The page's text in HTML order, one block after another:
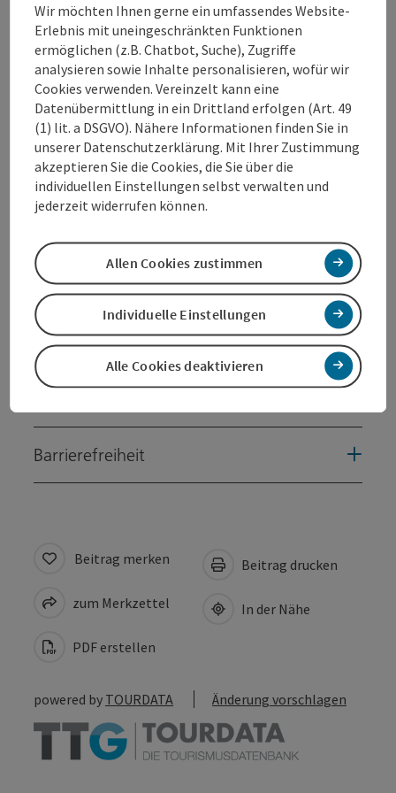
werden mit jeder Behandlung dünne und heller
werden. Die Zuckerpaste besteht aus natürlichen
Zutaten und keine chemischen oder hautreizenden
Bestandteile.
Kontakt
Anreise/Lage
Preise
Barrierefreiheit
Beitrag merken
zum Merkzettel
PDF erstellen
Beitrag drucken
In der Nähe
powered by TOURDATA Änderung vorschlagen
Wir möchten Ihnen gerne ein umfassendes Website-
Erlebnis mit uneingeschränkten Funktionen
ermöglichen (z.B. Chatbot, Suche), Zugriffe
analysieren sowie Inhalte personalisieren, wofür wir
Cookies verwenden. Vereinzelt kann eine
Datenübermittlung in ein Drittland erfolgen (Art. 49
(1) lit. a DSGVO). Nähere Informationen finden Sie in
unserer Datenschutzerklärung. Mit Ihrer Zustimmung
akzeptieren Sie die Cookies, die Sie über die
individuellen Einstellungen selbst verwalten und
jederzeit widerrufen können.
Alle Cookies deaktivieren
Individuelle Einstellungen
Allen Cookies zustimmen